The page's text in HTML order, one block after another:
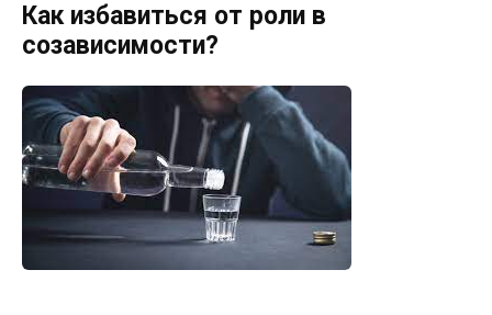
Как избавиться от роли в
созависимости?